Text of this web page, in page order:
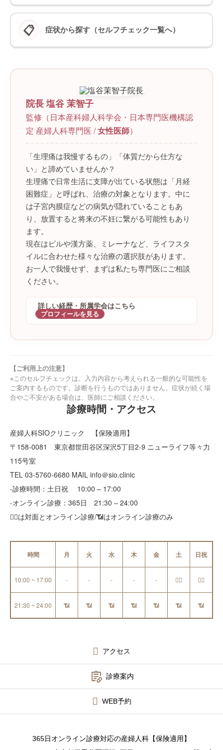
📋 症状から探す（セルフチェック一覧へ）
院長塩谷 茉智子
監修（日本産科婦人科学会・日本専門医機構認
定 産婦人科専門医 /女性医師）
「生理痛は我慢するもの」「体質だから仕方な
い」と諦めていませんか？
生理痛で日常生活に支障が出ている状態は「月経
困難症」と呼ばれ、治療の対象となります。中に
は子宮内膜症などの病気が隠れていることもあ
り、放置すると将来の不妊に繋がる可能性もあり
ます。
現在はピルや漢方薬、ミレーナなど、ライフスタ
イルに合わせた様々な治療の選択肢があります。
お一人で我慢せず、まずは私たち専門医にご相談
ください。
詳しい経歴・所属学会はこちら
プロフィールを見る
【ご利用上の注意】
※このセルフチェックは、入力内容から考えられる一般的な可能性を
ご案内するものです。診断を行うものではありません。症状が続く場
合やご不安がある場合は、医師にご相談ください。
診療時間・アクセス
産婦人科SIOクリニック 【保険適用】
〒158-0081 東京都世田谷区深沢5丁目2-9 ニューライフ等々力
115号室
TEL 03-5760-6680 MAIL info＠sio.clinic
-診療時間：土日祝 10:00 – 17:00
-オンライン診療：365日 21:30 – 24:00
👩‍⚕️は対面とオンライン診療/📶はオンライン診療のみ
時間 月 火 水 木 金 土 日祝
10:00 ~ 17:00 - - - - - 👩‍⚕️ 👩‍⚕️
21:30 ~ 24:00 📶 📶 📶 📶 📶 📶 📶
アクセス
 診療案内
WEB予約
365日オンライン診療対応の産婦人科【保険適用】